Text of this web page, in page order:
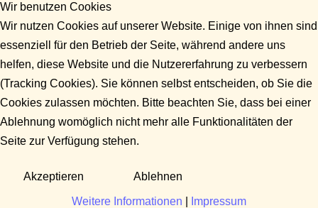
Wir benutzen Cookies
Wir nutzen Cookies auf unserer Website. Einige von ihnen sind
essenziell für den Betrieb der Seite, während andere uns
helfen, diese Website und die Nutzererfahrung zu verbessern
(Tracking Cookies). Sie können selbst entscheiden, ob Sie die
Cookies zulassen möchten. Bitte beachten Sie, dass bei einer
Ablehnung womöglich nicht mehr alle Funktionalitäten der
Seite zur Verfügung stehen.
Akzeptieren Ablehnen
Weitere Informationen Impressum